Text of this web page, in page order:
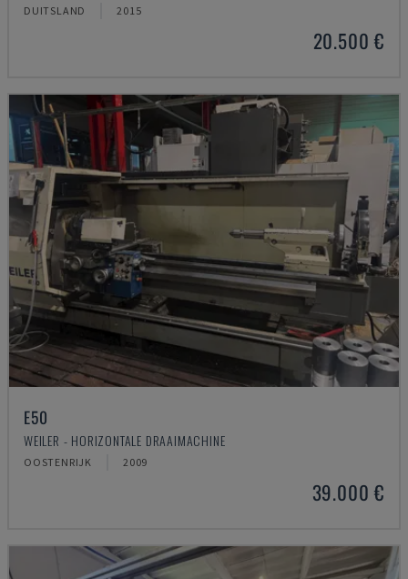
DUITSLAND 2015
20.500 €
E50
WEILER - HORIZONTALE DRAAIMACHINE
OOSTENRIJK 2009
39.000 €